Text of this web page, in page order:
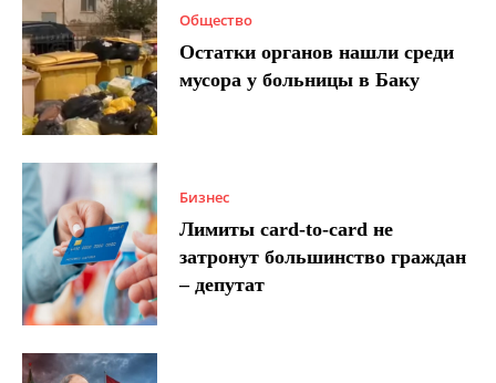
Общество
Остатки органов нашли среди
мусора у больницы в Баку
Бизнес
Лимиты card-to-card не
затронут большинство граждан
– депутат